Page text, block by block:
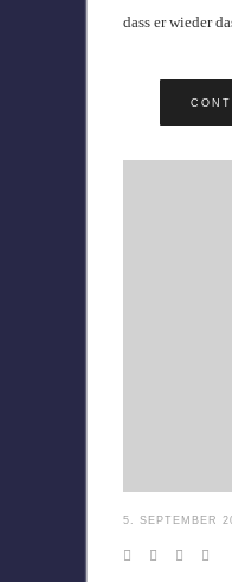
dass er wieder
5. SEPTEMBER